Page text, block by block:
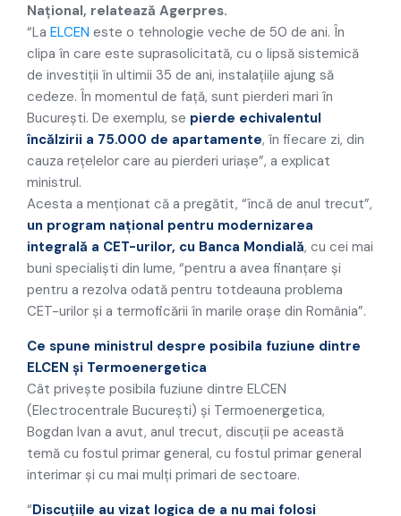
Naţional, relatează Agerpres.
“La ELCEN este o tehnologie veche de 50 de ani. În
clipa în care este suprasolicitată, cu o lipsă sistemică
de investiţii în ultimii 35 de ani, instalaţiile ajung să
cedeze. În momentul de faţă, sunt pierderi mari în
Bucureşti. De exemplu, se pierde echivalentul
încălzirii a 75.000 de apartamente, în fiecare zi, din
cauza reţelelor care au pierderi uriaşe”, a explicat
ministrul.
Acesta a menţionat că a pregătit, “încă de anul trecut”,
un program naţional pentru modernizarea
integrală a CET-urilor, cu Banca Mondială, cu cei mai
buni specialişti din lume, “pentru a avea finanţare şi
pentru a rezolva odată pentru totdeauna problema
CET-urilor şi a termoficării în marile oraşe din România”.
Ce spune ministrul despre posibila fuziune dintre
ELCEN și Termoenergetica
Cât priveşte posibila fuziune dintre ELCEN
(Electrocentrale Bucureşti) şi Termoenergetica,
Bogdan Ivan a avut, anul trecut, discuţii pe această
temă cu fostul primar general, cu fostul primar general
interimar şi cu mai mulţi primari de sectoare.
“Discuţiile au vizat logica de a nu mai folosi